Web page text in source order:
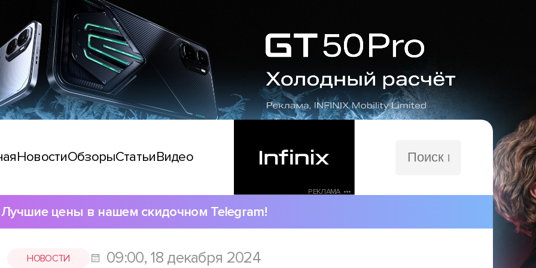
НовостиОбзорыСтатьиВидео
РЕКЛАМА •••
сайту
Лучшие цены в нашем скидочном Telegram!
НОВОСТИ 09:00, 18 декабря 2024